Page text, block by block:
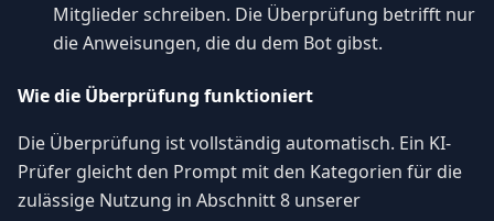
Mitglieder schreiben. Die Überprüfung betrifft nur
die Anweisungen, die du dem Bot gibst.
Wie die Überprüfung funktioniert
Die Überprüfung ist vollständig automatisch. Ein KI-
Prüfer gleicht den Prompt mit den Kategorien für die
zulässige Nutzung in Abschnitt 8 unserer